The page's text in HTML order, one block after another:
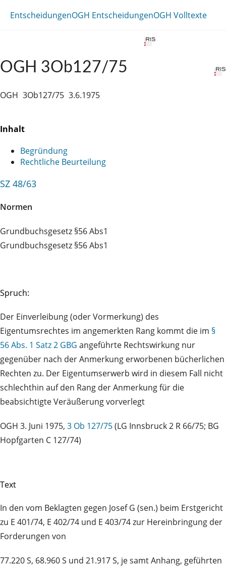
EntscheidungenOGH EntscheidungenOGH Volltexte
OGH 3Ob127/75
OGH 3Ob127/75 3.6.1975
Inhalt
Begründung
Rechtliche Beurteilung
SZ 48/63
Normen
Grundbuchsgesetz §56 Abs1
Grundbuchsgesetz §56 Abs1
Spruch:
Der Einverleibung (oder Vormerkung) des
Eigentumsrechtes im angemerkten Rang kommt die im §
56 Abs. 1 Satz 2 GBG angeführte Rechtswirkung nur
gegenüber nach der Anmerkung erworbenen bücherlichen
Rechten zu. Der Eigentumserwerb wird in diesem Fall nicht
schlechthin auf den Rang der Anmerkung für die
beabsichtigte Veräußerung vorverlegt
OGH 3. Juni 1975, 3 Ob 127/75(LG Innsbruck 2 R 66/75; BG
Hopfgarten C 127/74)
Text
In den vom Beklagten gegen Josef G (sen.) beim Erstgericht
zu E 401/74, E 402/74 und E 403/74 zur Hereinbringung der
Forderungen von
77.220 S, 68.960 S und 21.917 S, je samt Anhang, geführten